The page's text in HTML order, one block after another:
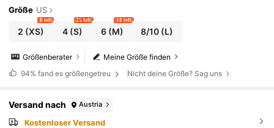
Größe US
2 (XS)
8 left
4(S)
25 left
6(M)
18 left
8/10 (L)
Meine Größe finden
Größenberater
94% fand es größengetreu Nicht deine Größe? Sag uns
Versand nach Austria
Kostenloser Versand